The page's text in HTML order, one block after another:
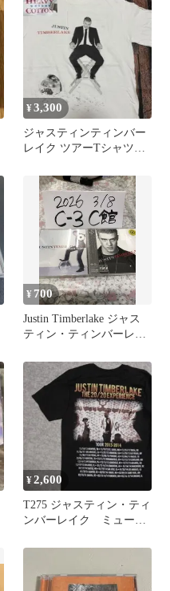
¥3,300
ジャスティンティンバー
レイク ツアーTシャツ
ドT
¥ 700
Justin Timberlake ジャス
ティン・ティンバーレイ
¥2,600
T275 ジャスティン・ティ
ンバーレイク ミュージ